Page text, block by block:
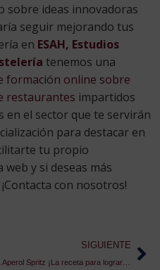
sobre ideas innovadoras
seguir mejorando tus
en ESAH, Estudios
tenemos una
formación online sobre
restaurantes impartidos
el sector que te servirán
para destacar en
tu propio
y si deseas más
con nosotros!
SIGUIENTE
Aperol Spritz ¡La receta para lograr la preparación perfecta!